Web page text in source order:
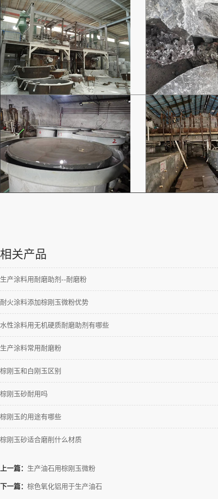
相关产品
生产涂料用耐磨助剂--耐磨粉
耐火涂料添加棕刚玉微粉优势
水性涂料用无机硬质耐磨助剂有哪些
生产涂料常用耐磨粉
棕刚玉和白刚玉区别
棕刚玉砂耐用吗
棕刚玉的用途有哪些
棕刚玉砂适合磨削什么材质
上一篇： 生产油石用棕刚玉微粉
下一篇： 棕色氧化铝用于生产油石